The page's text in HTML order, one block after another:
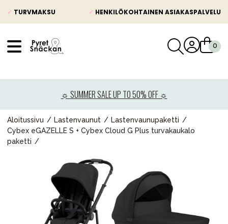
✓ TURVMAKSU ✓ HENKILÖKOHTAINEN ASIAKASPALVELU
☼ SUMMER SALE UP TO 50% OFF ☼
Aloitussivu Lastenvaunut
Lastenvaunupaketti
Cybex eGAZELLE S + Cybex Cloud G Plus turvakaukalo
paketti
Lastenvaunut
Lasten turvaistuimet
Lapsi & vauva
Lelut ja pelit
Äiti & Isä
Huonekalut & vuodevaatteet